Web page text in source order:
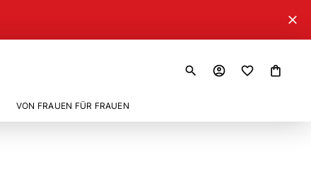
close
search account_circle shopping_bag
VON FRAUEN FÜR FRAUEN